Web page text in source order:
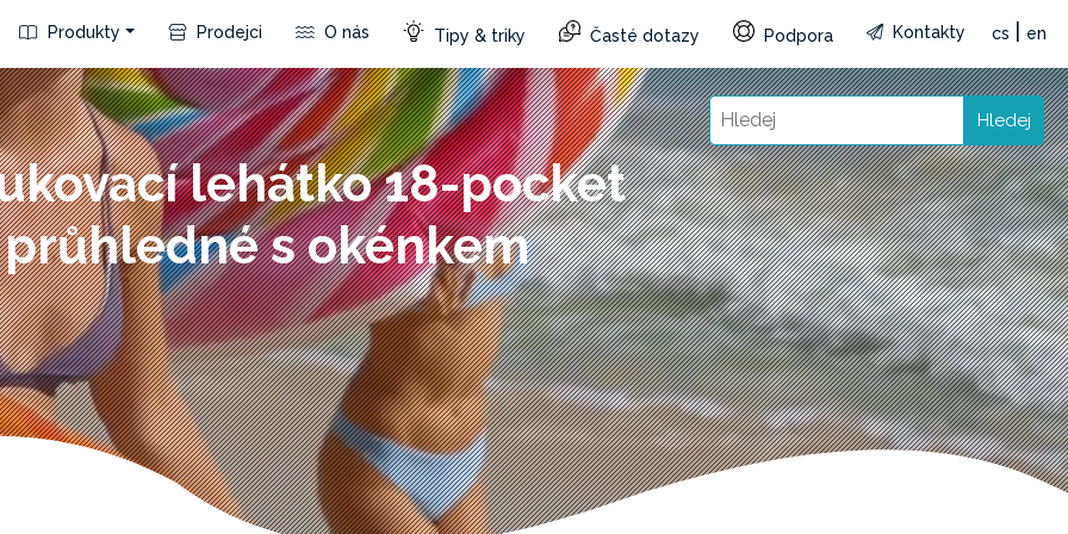
Produkty Prodejci O nás Tipy & triky Časté dotazy Podpora Kontakty cs en
Hledej
lehátko 18-pocket
průhledné s okénkem